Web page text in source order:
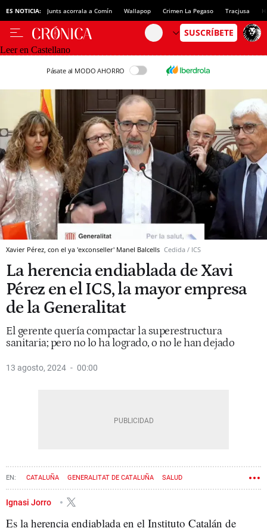
ES NOTICIA: Junts acorrala a Comín Wallapop Crimen La Pegaso Tracjusa
Leer en Castellano
Pásate al MODO AHORRO
Xavier Pérez, con el ya 'exconseller' Manel Balcells Cedida / ICS
La herencia endiablada de Xavi
Pérez en el ICS, la mayor empresa
de la Generalitat
El gerente quería compactar la superestructura
sanitaria; pero no lo ha logrado, o no le han dejado
13 agosto, 2024 00:00
CATALUÑA GENERALITAT DE CATALUÑA SALUD
CONSEJERÍA DE SALUD
Ignasi Jorro
Es la herencia endiablada en el Instituto Catalán de